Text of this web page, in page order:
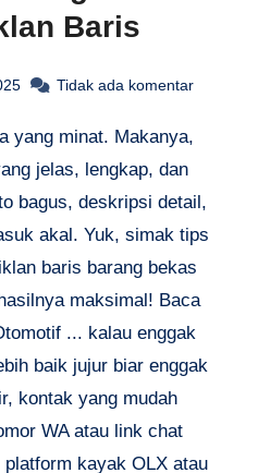
Baris
Tidak ada komentar
yang minat. Makanya,
jelas, lengkap, dan
bagus, deskripsi detail,
akal. Yuk, simak tips
baris barang bekas
maksimal! Baca
... kalau enggak
baik jujur biar enggak
kontak yang mudah
WA atau link chat
platform kayak OLX atau